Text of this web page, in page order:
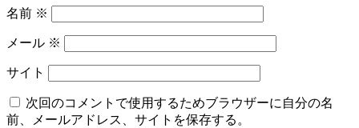
名前 ※
メール ※
サイト
次回のコメントで使用するためブラウザーに自分の名
前、メールアドレス、サイトを保存する。